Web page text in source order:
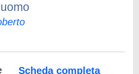
Scheda completa